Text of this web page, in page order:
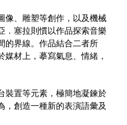
像、雕塑等創作，以及機械
．塞拉則慣以作品探索音樂
的界線。作品結合二者所
材上，摹寫氣息、情緒，
裝置等元素，極簡地凝鍊於
，創造一種新的表演語彙及